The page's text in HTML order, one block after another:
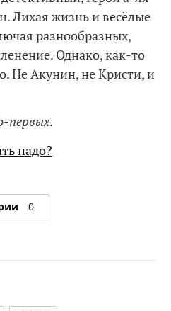
Лихая жизнь и весёлые
разнообразных,
Однако, как-то
Не Акунин, не Кристи, и
первых.
надо?
0